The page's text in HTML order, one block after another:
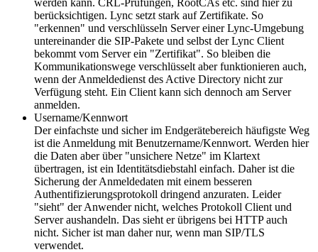
berücksichtigen. Lync setzt stark auf Zertifikate. So
"erkennen" und verschlüsseln Server einer Lync-Umgebung
untereinander die SIP-Pakete und selbst der Lync Client
bekommt vom Server ein "Zertifikat". So bleiben die
Kommunikationswege verschlüsselt aber funktionieren auch,
wenn der Anmeldedienst des Active Directory nicht zur
Verfügung steht. Ein Client kann sich dennoch am Server
anmelden.
Username/Kennwort
Der einfachste und sicher im Endgerätebereich häufigste Weg
ist die Anmeldung mit Benutzername/Kennwort. Werden hier
die Daten aber über "unsichere Netze" im Klartext
übertragen, ist ein Identitätsdiebstahl einfach. Daher ist die
Sicherung der Anmeldedaten mit einem besseren
Authentifizierungsprotokoll dringend anzuraten. Leider
"sieht" der Anwender nicht, welches Protokoll Client und
Server aushandeln. Das sieht er übrigens bei HTTP auch
nicht. Sicher ist man daher nur, wenn man SIP/TLS
verwendet.